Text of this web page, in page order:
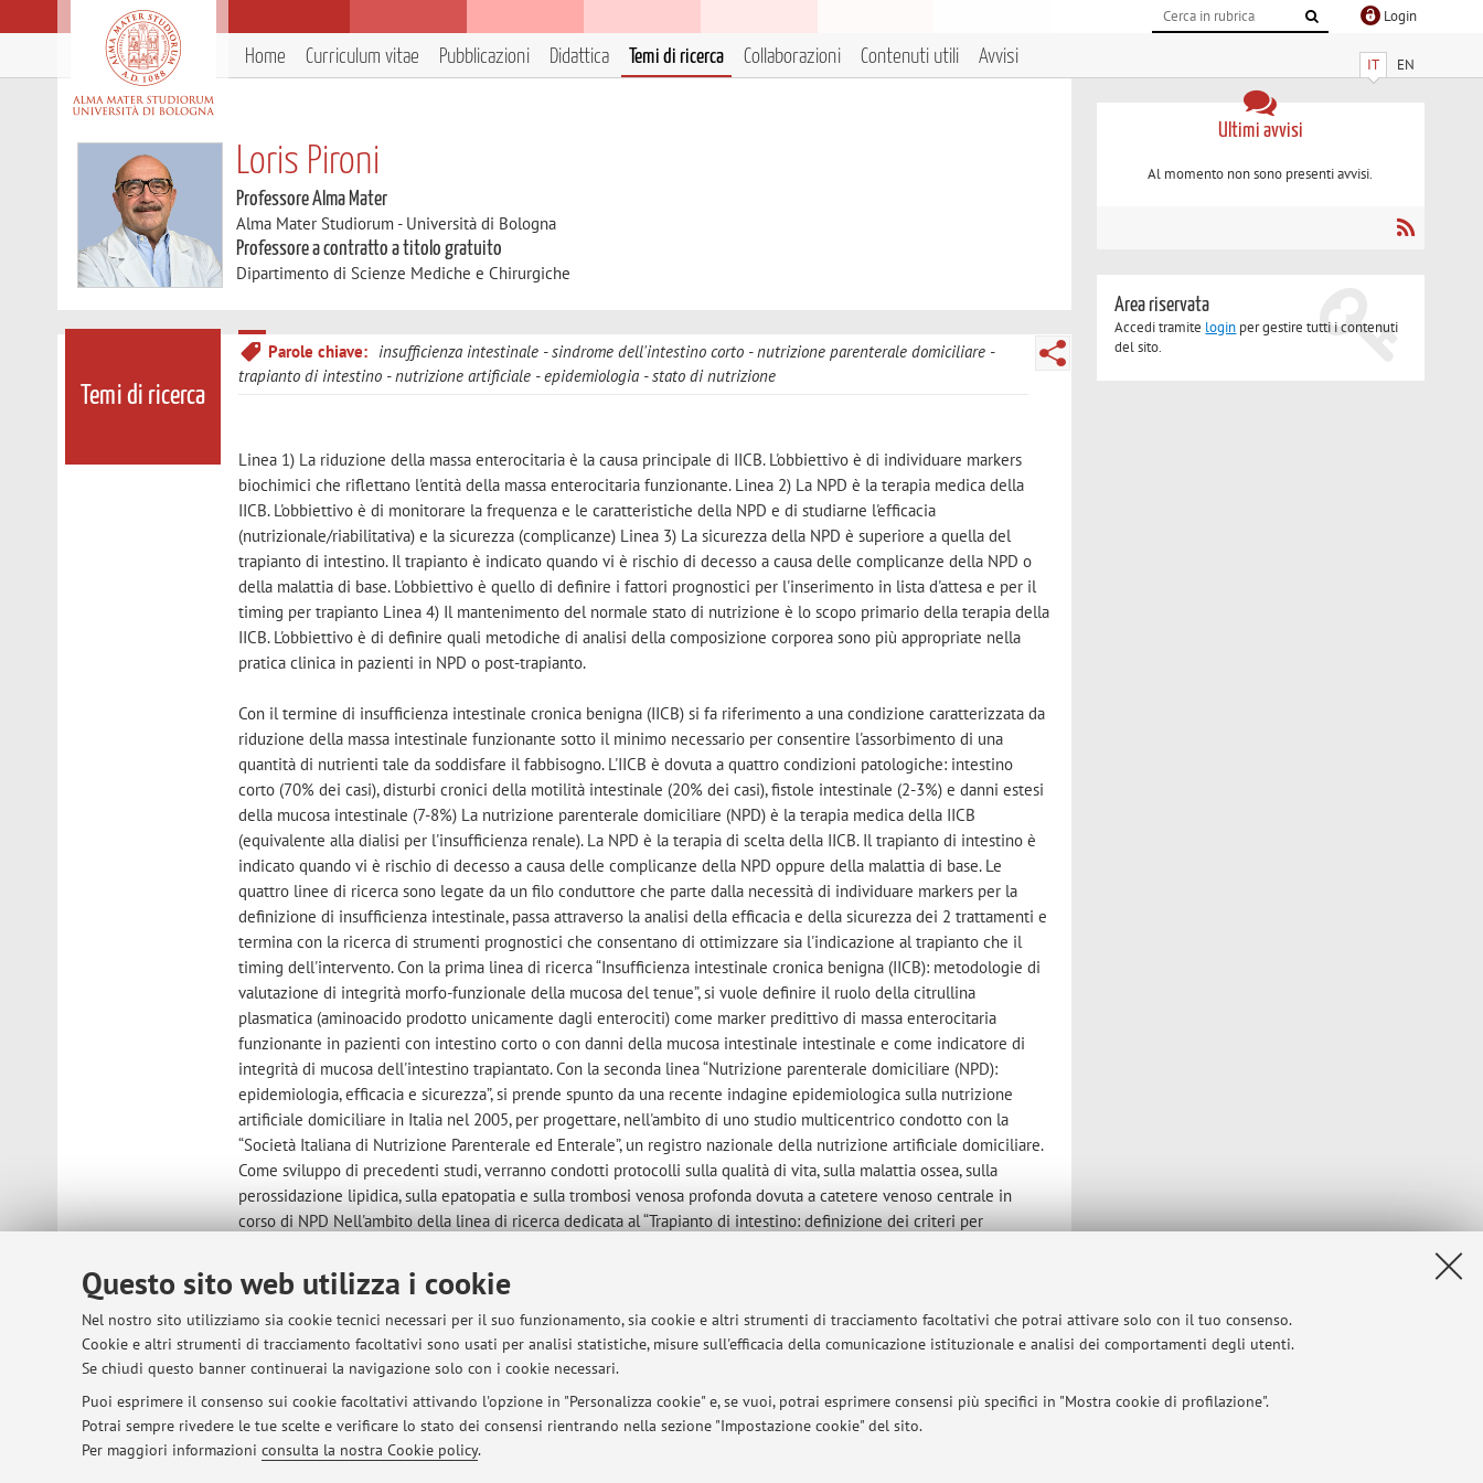
Questo sito web utilizza i cookie
Nel nostro sito utilizziamo sia cookie tecnici necessari per il suo funzionamento, sia cookie e altri strumenti di tracciamento facoltativi che potrai attivare solo con il tuo consenso.
Cookie e altri strumenti di tracciamento facoltativi sono usati per analisi statistiche, misure sull'efficacia della comunicazione istituzionale e analisi dei comportamenti degli utenti.
Se chiudi questo banner continuerai la navigazione solo con i cookie necessari.
Puoi esprimere il consenso sui cookie facoltativi attivando l'opzione in "Personalizza cookie" e, se vuoi, potrai esprimere consensi più specifici in "Mostra cookie di profilazione".
Potrai sempre rivedere le tue scelte e verificare lo stato dei consensi rientrando nella sezione "Impostazione cookie" del sito.
Per maggiori informazioni consulta la nostra Cookie policy.
Login
IT EN
Home Curriculum vitae Pubblicazioni Didattica Temi di ricerca Collaborazioni Contenuti utili Avvisi
Loris Pironi
Professore Alma Mater
Alma Mater Studiorum - Università di Bologna
Professore a contratto a titolo gratuito
Dipartimento di Scienze Mediche e Chirurgiche
Temi di ricerca
Parole chiave: insufficienza intestinale sindrome dell'intestino corto
nutrizione parenterale domiciliare
trapianto di intestino
nutrizione artificiale epidemiologia stato di nutrizione
Linea 1) La riduzione della massa enterocitaria è la causa principale di IICB. L'obbiettivo è di individuare markers
biochimici che riflettano l'entità della massa enterocitaria funzionante. Linea 2) La NPD è la terapia medica della
IICB. L'obbiettivo è di monitorare la frequenza e le caratteristiche della NPD e di studiarne l'efficacia
(nutrizionale/riabilitativa) e la sicurezza (complicanze) Linea 3) La sicurezza della NPD è superiore a quella del
trapianto di intestino. Il trapianto è indicato quando vi è rischio di decesso a causa delle complicanze della NPD o
della malattia di base. L'obbiettivo è quello di definire i fattori prognostici per l'inserimento in lista d'attesa e per il
timing per trapianto Linea 4) Il mantenimento del normale stato di nutrizione è lo scopo primario della terapia della
IICB. L'obbiettivo è di definire quali metodiche di analisi della composizione corporea sono più appropriate nella
pratica clinica in pazienti in NPD o post-trapianto.
Con il termine di insufficienza intestinale cronica benigna (IICB) si fa riferimento a una condizione caratterizzata da
riduzione della massa intestinale funzionante sotto il minimo necessario per consentire l'assorbimento di una
quantità di nutrienti tale da soddisfare il fabbisogno. L'IICB è dovuta a quattro condizioni patologiche: intestino
corto (70% dei casi), disturbi cronici della motilità intestinale (20% dei casi), fistole intestinale (2-3%) e danni estesi
della mucosa intestinale (7-8%) La nutrizione parenterale domiciliare (NPD) è la terapia medica della IICB
(equivalente alla dialisi per l'insufficienza renale). La NPD è la terapia di scelta della IICB. Il trapianto di intestino è
indicato quando vi è rischio di decesso a causa delle complicanze della NPD oppure della malattia di base. Le
quattro linee di ricerca sono legate da un filo conduttore che parte dalla necessità di individuare markers per la
definizione di insufficienza intestinale, passa attraverso la analisi della efficacia e della sicurezza dei 2 trattamenti e
termina con la ricerca di strumenti prognostici che consentano di ottimizzare sia l'indicazione al trapianto che il
timing dell'intervento. Con la prima linea di ricerca “Insufficienza intestinale cronica benigna (IICB): metodologie di
valutazione di integrità morfo-funzionale della mucosa del tenue”, si vuole definire il ruolo della citrullina
plasmatica (aminoacido prodotto unicamente dagli enterociti) come marker predittivo di massa enterocitaria
funzionante in pazienti con intestino corto o con danni della mucosa intestinale intestinale e come indicatore di
integrità di mucosa dell'intestino trapiantato. Con la seconda linea “Nutrizione parenterale domiciliare (NPD):
epidemiologia, efficacia e sicurezza”, si prende spunto da una recente indagine epidemiologica sulla nutrizione
artificiale domiciliare in Italia nel 2005, per progettare, nell'ambito di uno studio multicentrico condotto con la
“Società Italiana di Nutrizione Parenterale ed Enterale”, un registro nazionale della nutrizione artificiale domiciliare.
Come sviluppo di precedenti studi, verranno condotti protocolli sulla qualità di vita, sulla malattia ossea, sulla
perossidazione lipidica, sulla epatopatia e sulla trombosi venosa profonda dovuta a catetere venoso centrale in
corso di NPD Nell'ambito della linea di ricerca dedicata al “Trapianto di intestino: definizione dei criteri per
al trapianto (studio multicentrico Europeo, condotto con l'Home Artificial Nutrition Working Group dell'European
Society of Clinical Nutrition and Metabolism”) ai quali seguiranno studi di follow up dei pazienti in NPD non
candidati o candidati al trapianto, finalizzati a definire un punteggio prognostico in corso di NPD e post-trapianto,
che consenta di individuare il corretto timing per passaggio dalla NPD all'intervento. Infine, con la linea di ricerca
“Valutazione dello stato di nutrizione: identificazione delle metodiche più adeguate alla specificità dei pazienti in
nutrizione parenterale domiciliare o sottoposti a trapianto di intestino”, verrà condotto una valutazione della
impedenziometria con metodo BIVA (Bioelectrical Impedance Vector Analysis), per l'analisi della composizione
corporea; prendendo spunto da precedenti studi sulla malattia ossea in corso di NPD, verrà condotto uno studio
Ultimi avvisi
Al momento non sono presenti avvisi.
Area riservata
Accedi tramite login per gestire tutti i contenuti
del sito.